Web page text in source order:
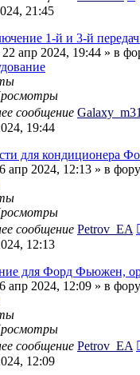
21:45
1-й и 3-й
22 апр 2024, 19:44 » в
сообщение Galaxy_m31
19:44
для кондиционера
апр 2024, 12:13 » в
сообщение Petrov_EA
12:13
для Форд Фьюжен,
апр 2024, 12:09 » в
сообщение Petrov_EA
12:09